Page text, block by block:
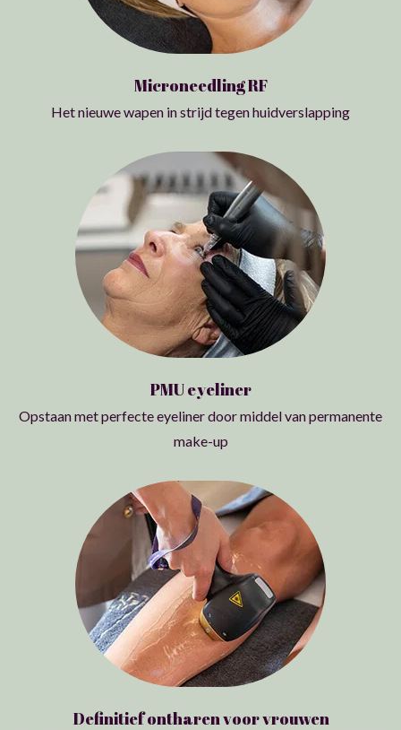
Microneedling RF
Het nieuwe wapen in strijd tegen huidverslapping
PMU eyeliner
Opstaan met perfecte eyeliner door middel van permanente
make-up
Definitief ontharen voor vrouwen